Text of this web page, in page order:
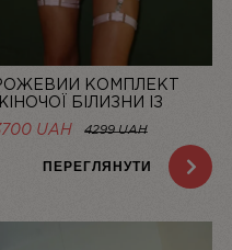
КОМПЛЕКТ
БІЛИЗНИ ІЗ
ЗІ СПІДНИЦЕЮ
PINK | LINIYA
UAH 4299 UAH
ПЕРЕГЛЯНУТИ